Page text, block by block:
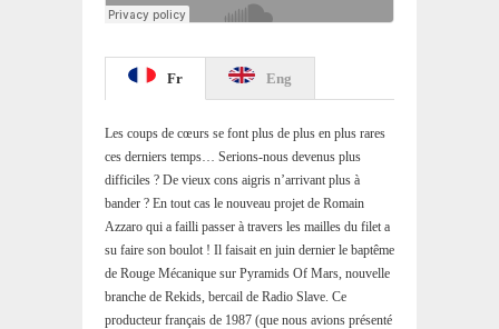
Fr Eng
Les coups de cœurs se font plus de plus en plus rares
ces derniers temps… Serions-nous devenus plus
difficiles ? De vieux cons aigris n’arrivant plus à
bander ? En tout cas le nouveau projet de Romain
Azzaro qui a failli passer à travers les mailles du filet a
su faire son boulot ! Il faisait en juin dernier le baptême
de Rouge Mécanique sur Pyramids Of Mars, nouvelle
branche de Rekids, bercail de Radio Slave. Ce
producteur français de 1987 (que nous avions présenté